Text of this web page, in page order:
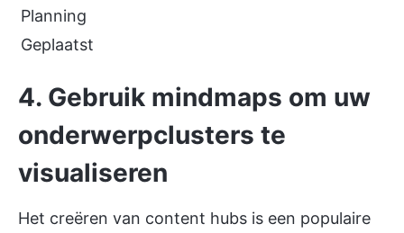
Planning
Geplaatst
4. Gebruik mindmaps om uw
onderwerpclusters te
visualiseren
Het creëren van content hubs is een populaire